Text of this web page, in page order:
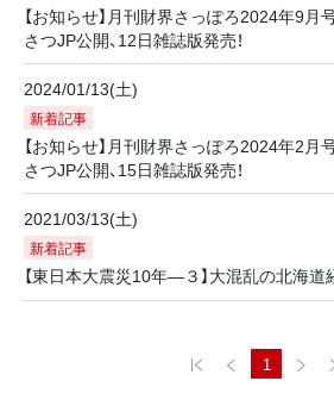
【お知らせ】月刊財界さっぽろ2024年9
さつJP公開、12日雑誌版発売！
2024/01/13(土)
新着記事
【お知らせ】月刊財界さっぽろ2024年2
さつJP公開、15日雑誌版発売！
2021/03/13(土)
新着記事
【東日本大震災10年―３】大混乱の北海道
1